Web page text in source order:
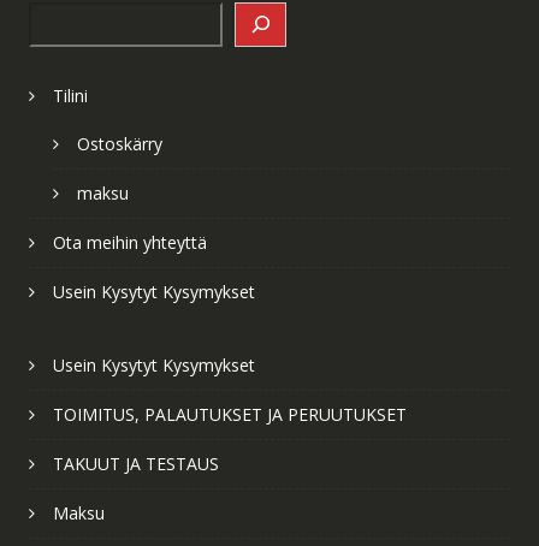
Tilini
Ostoskärry
maksu
Ota meihin yhteyttä
Usein Kysytyt Kysymykset
Usein Kysytyt Kysymykset
TOIMITUS, PALAUTUKSET JA PERUUTUKSET
TAKUUT JA TESTAUS
Maksu